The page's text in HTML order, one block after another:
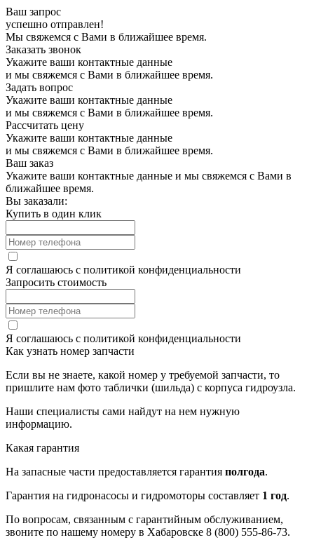
Ваш запрос
успешно отправлен!
Мы свяжемся с Вами в ближайшее время.
Заказать звонок
Укажите ваши контактные данные
и мы свяжемся с Вами в ближайшее время.
Задать вопрос
Укажите ваши контактные данные
и мы свяжемся с Вами в ближайшее время.
Рассчитать цену
Укажите ваши контактные данные
и мы свяжемся с Вами в ближайшее время.
Ваш заказ
Укажите ваши контактные данные и мы свяжемся с Вами в
ближайшее время.
Вы заказали:
Купить в один клик
Я соглашаюсь с политикой конфиденциальности
Запросить стоимость
Я соглашаюсь с политикой конфиденциальности
Как узнать номер запчасти
Если вы не знаете, какой номер у требуемой запчасти, то
пришлите нам фото таблички (шильда) с корпуса гидроузла.
Наши специалисты сами найдут на нем нужную
информацию.
Какая гарантия
На запасные части предоставляется гарантия полгода.
Гарантия на гидронасосы и гидромоторы составляет 1 год.
По вопросам, связанным с гарантийным обслуживанием,
звоните по нашему номеру в Хабаровске 8 (800) 555-86-73.